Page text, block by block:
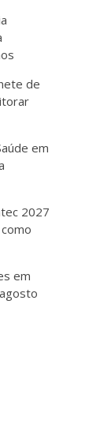
de
em
2027
em